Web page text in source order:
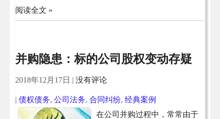
阅读全文 »
并购隐患：标的公司股权变动存疑
2018年12月17日 | 没有评论
| 债权债务, 公司法务, 合同纠纷, 经典案例
在公司并购过程中，常常由于